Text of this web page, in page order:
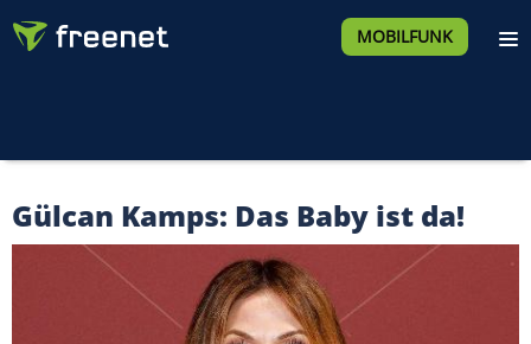
MOBILFUNK
Gülcan Kamps: Das Baby ist da!